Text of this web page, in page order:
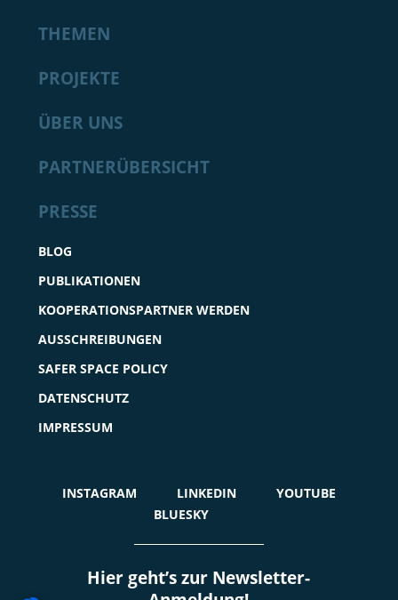
THEMEN
PROJEKTE
ÜBER UNS
PARTNERÜBERSICHT
PRESSE
BLOG
PUBLIKATIONEN
KOOPERATIONSPARTNER WERDEN
AUSSCHREIBUNGEN
SAFER SPACE POLICY
DATENSCHUTZ
IMPRESSUM
INSTAGRAM LINKEDIN
YOUTUBE
BLUESKY
Hier geht’s zur Newsletter-